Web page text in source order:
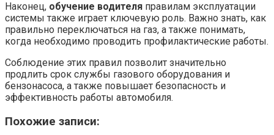
Наконец, обучение водителя правилам эксплуатации
системы также играет ключевую роль. Важно знать, как
правильно переключаться на газ, а также понимать,
когда необходимо проводить профилактические работы.
Соблюдение этих правил позволит значительно
продлить срок службы газового оборудования и
бензонасоса, а также повышает безопасность и
эффективность работы автомобиля.
Похожие записи: